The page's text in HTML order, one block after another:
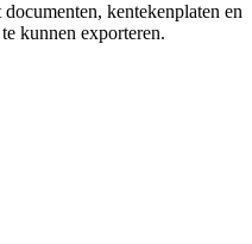
kentekenplaten en
kunnen exporteren.